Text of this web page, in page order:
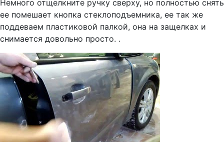
Немного отщелкните ручку сверху, но полностью снять
ее помешает кнопка стеклоподъемника, ее так же
поддеваем пластиковой палкой, она на защелках и
снимается довольно просто. .